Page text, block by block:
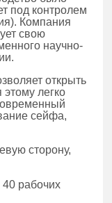
под контролем
Компания
свою
научно-
открыть
легко
сейфа,
сторону,
40 рабочих